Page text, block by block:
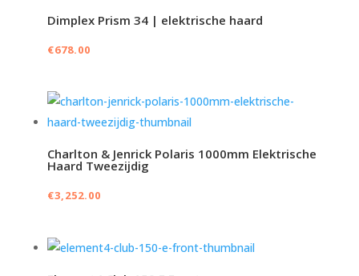
Dimplex Prism 34 | elektrische haard
€678.00
Charlton & Jenrick Polaris 1000mm Elektrische
Haard Tweezijdig
€3,252.00